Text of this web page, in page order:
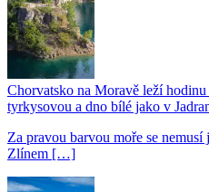
Chorvatsko na Moravě leží
tyrkysovou a dno bílé jako v
Za pravou barvou moře se
Zlínem […]